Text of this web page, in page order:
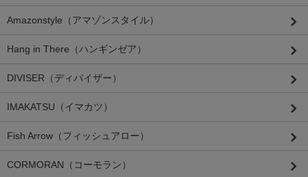
Amazonstyle（アマゾンスタイル）
Hang in There（ハンギンゼア）
DIVISER（ディバイザー）
IMAKATSU（イマカツ）
Fish Arrow（フィッシュアロー）
CORMORAN（コーモラン）